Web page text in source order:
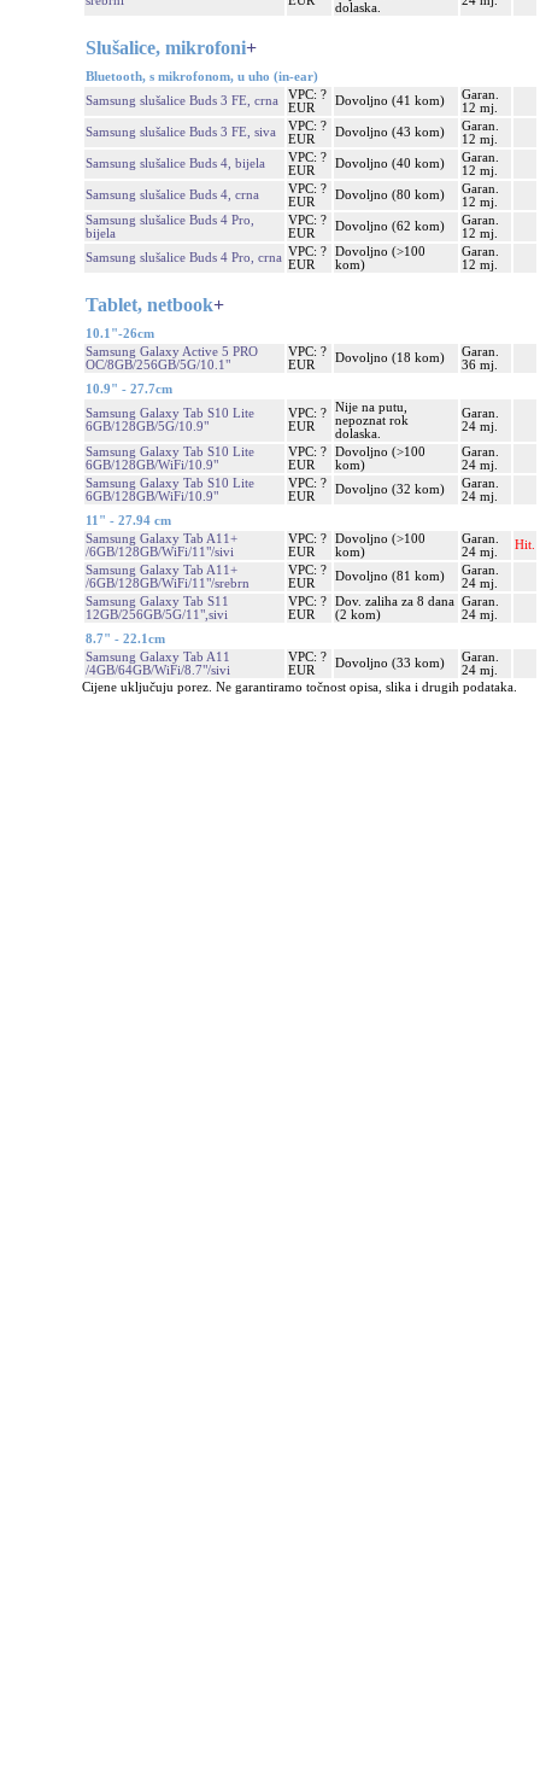
dolaska.
Slušalice, mikrofoni+
Bluetooth, s mikrofonom, u uho (in-ear)
Samsung slušalice Buds 3 FE, crna
VPC: ?
EUR
Dovoljno (41 kom)
Garan.
12 mj.
Samsung slušalice Buds 3 FE, siva
VPC: ?
EUR
Dovoljno (43 kom)
Garan.
12 mj.
Samsung slušalice Buds 4, bijela
VPC: ?
EUR
Dovoljno (40 kom)
Garan.
12 mj.
Samsung slušalice Buds 4, crna
VPC: ?
EUR
Dovoljno (80 kom)
Garan.
12 mj.
Samsung slušalice Buds 4 Pro,
bijela
VPC: ?
EUR
Dovoljno (62 kom)
Garan.
12 mj.
Samsung slušalice Buds 4 Pro, crna VPC: ?
EUR
Dovoljno (>100
kom)
Garan.
12 mj.
Tablet, netbook+
10.1"-26cm
Samsung Galaxy Active 5 PRO
OC/8GB/256GB/5G/10.1"
VPC: ?
EUR
Dovoljno (18 kom)
Garan.
36 mj.
10.9" - 27.7cm
Samsung Galaxy Tab S10 Lite
6GB/128GB/5G/10.9"
VPC: ?
EUR
Nije na putu,
nepoznat rok
dolaska.
Garan.
24 mj.
Samsung Galaxy Tab S10 Lite
6GB/128GB/WiFi/10.9"
VPC: ?
EUR
Dovoljno (>100
kom)
Garan.
24 mj.
Samsung Galaxy Tab S10 Lite
6GB/128GB/WiFi/10.9"
VPC: ?
EUR
Dovoljno (32 kom)
Garan.
24 mj.
11" - 27.94 cm
Samsung Galaxy Tab A11+
/6GB/128GB/WiFi/11"/sivi
VPC: ?
EUR
Dovoljno (>100
kom)
Garan.
24 mj.
Hit.
Samsung Galaxy Tab A11+
/6GB/128GB/WiFi/11"/srebrn
VPC: ?
EUR
Dovoljno (81 kom)
Garan.
24 mj.
Samsung Galaxy Tab S11
12GB/256GB/5G/11",sivi
VPC: ?
EUR
Dov. zaliha za 8 dana
(2 kom)
Garan.
24 mj.
8.7" - 22.1cm
Samsung Galaxy Tab A11
/4GB/64GB/WiFi/8.7"/sivi
VPC: ?
EUR
Dovoljno (33 kom)
Garan.
24 mj.
Cijene uključuju porez. Ne garantiramo točnost opisa, slika i drugih podataka.